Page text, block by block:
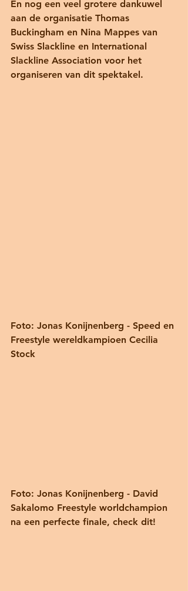
En nog een veel grotere dankuwel
aan de organisatie Thomas
Buckingham en Nina Mappes van
Swiss Slackline en International
Slackline Association voor het
organiseren van dit spektakel.
Foto: Jonas Konijnenberg - Speed en
Freestyle wereldkampioen Cecilia
Stock
Foto: Jonas Konijnenberg - David
Sakalomo Freestyle worldchampion
na een perfecte finale, check dit!